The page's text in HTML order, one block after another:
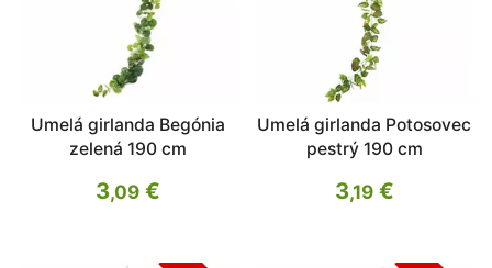
Umelá girlanda Begónia
zelená 190 cm
3,09€
Umelá girlanda Potosovec
pestrý 190 cm
3,19€